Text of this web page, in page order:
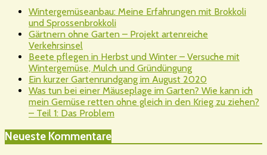
Wintergemüseanbau: Meine Erfahrungen mit Brokkoli
und Sprossenbrokkoli
Gärtnern ohne Garten – Projekt artenreiche
Verkehrsinsel
Beete pflegen in Herbst und Winter – Versuche mit
Wintergemüse, Mulch und Gründüngung
Ein kurzer Gartenrundgang im August 2020
Was tun bei einer Mäuseplage im Garten? Wie kann ich
mein Gemüse retten ohne gleich in den Krieg zu ziehen?
– Teil 1: Das Problem
Neueste Kommentare